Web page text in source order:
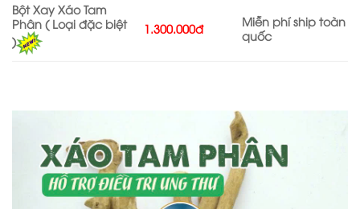
Bột Xay Xáo Tam
Phân ( Loại đặc biệt
)
1.300.000đ
Miễn phí ship toàn
quốc